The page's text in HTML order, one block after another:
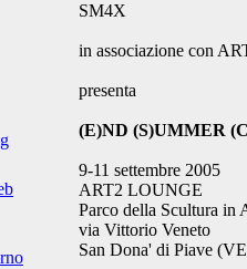
SM4X
in associazione con
presenta
(E)ND (S)UMMER
9-11 settembre 2005
ART2 LOUNGE
Parco della Scultura in
via Vittorio Veneto
San Dona' di Piave